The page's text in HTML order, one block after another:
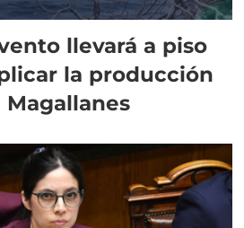
llevará a piso
la producción